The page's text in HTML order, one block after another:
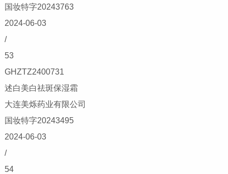
国妆特字20243763
2024-06-03
/
53
GHZTZ2400731
述白美白祛斑保湿霜
大连美烁药业有限公司
国妆特字20243495
2024-06-03
/
54